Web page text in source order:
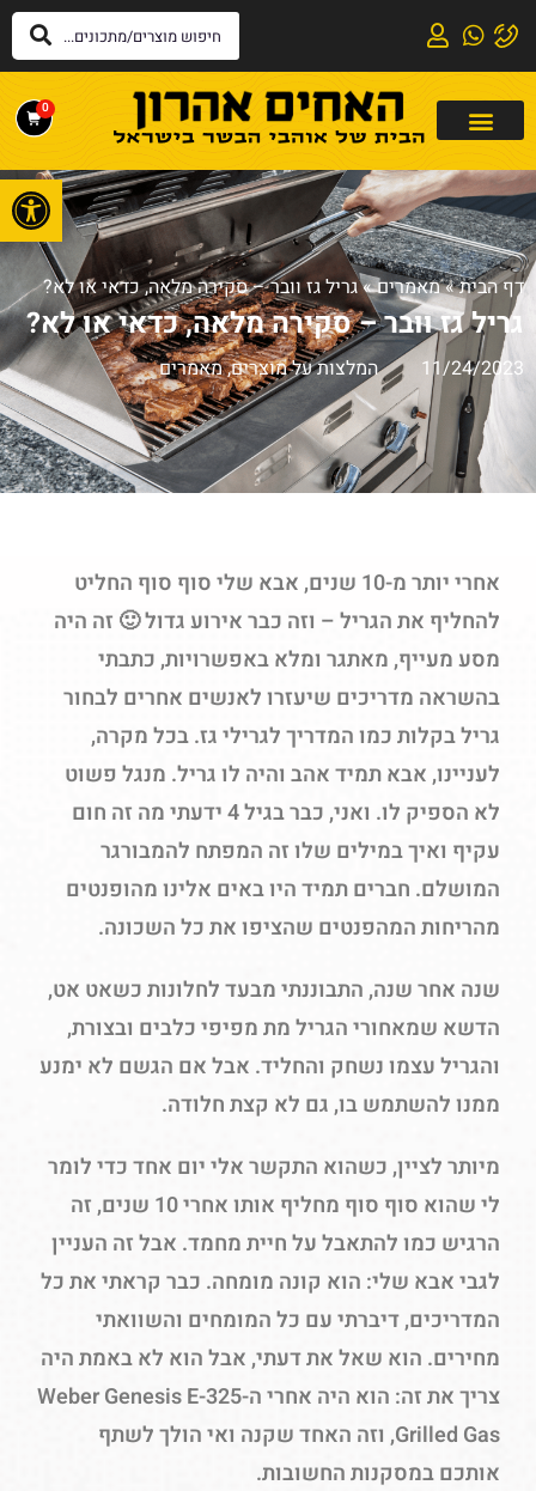
0
דף הבית»מאמרים»גריל גז וובר – סקירה מלאה, כדאי או לא?
גריל גז וובר – סקירה מלאה, כדאי או לא?
11/24/2023 המלצות על מוצרים,מאמרים
אחרי יותר מ-10 שנים, אבא שלי סוף סוף החליט
להחליף את הגריל – וזה כבר אירוע גדול 🙂 זה היה
מסע מעייף, מאתגר ומלא באפשרויות, כתבתי
בהשראה מדריכים שיעזרו לאנשים אחרים לבחור
גריל בקלות כמו המדריך לגרילי גז. בכל מקרה,
לעניינו, אבא תמיד אהב והיה לו גריל. מנגל פשוט
לא הספיק לו. ואני, כבר בגיל 4 ידעתי מה זה חום
עקיף ואיך במילים שלו זה המפתח להמבורגר
המושלם. חברים תמיד היו באים אלינו מהופנטים
מהריחות המהפנטים שהציפו את כל השכונה.
שנה אחר שנה, התבוננתי מבעד לחלונות כשאט אט,
הדשא שמאחורי הגריל מת מפיפי כלבים ובצורת,
והגריל עצמו נשחק והחליד. אבל אם הגשם לא ימנע
ממנו להשתמש בו, גם לא קצת חלודה.
מיותר לציין, כשהוא התקשר אלי יום אחד כדי לומר
לי שהוא סוף סוף מחליף אותו אחרי 10 שנים, זה
הרגיש כמו להתאבל על חיית מחמד. אבל זה העניין
לגבי אבא שלי: הוא קונה מומחה. כבר קראתי את כל
המדריכים, דיברתי עם כל המומחים והשוואתי
מחירים. הוא שאל את דעתי, אבל הוא לא באמת היה
צריך את זה: הוא היה אחרי ה-Weber Genesis E-325
Grilled Gas, וזה האחד שקנה ואי הולך לשתף
אותכם במסקנות החשובות.